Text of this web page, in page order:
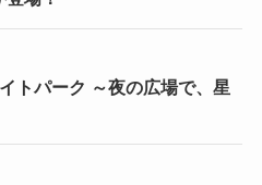
トパーク ～夜の広場で、星